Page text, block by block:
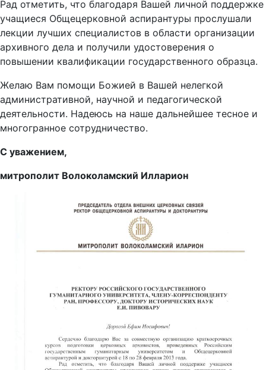
Рад отметить, что благодаря Вашей личной поддержке
учащиеся Общецерковной аспирантуры прослушали
лекции лучших специалистов в области организации
архивного дела и получили удостоверения о
повышении квалификации государственного образца.
Желаю Вам помощи Божией в Вашей нелегкой
административной, научной и педагогической
деятельности. Надеюсь на наше дальнейшее тесное и
многогранное сотрудничество.
С уважением,
митрополит Волоколамский Илларион